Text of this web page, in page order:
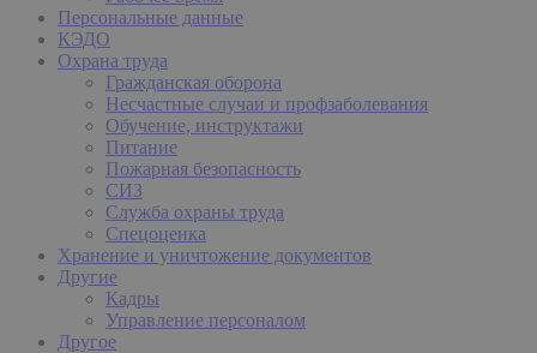
Персональные данные
КЭДО
Охрана труда
Гражданская оборона
Несчастные случаи и профзаболевания
Обучение, инструктажи
Питание
Пожарная безопасность
СИЗ
Служба охраны труда
Спецоценка
Хранение и уничтожение документов
Другие
Кадры
Управление персоналом
Другое